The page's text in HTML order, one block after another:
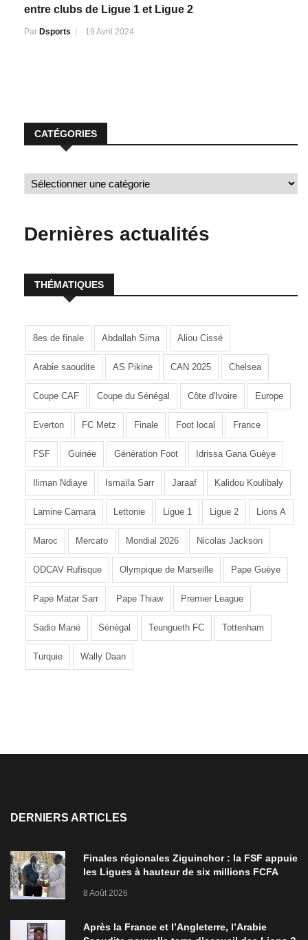
entre clubs de Ligue 1 et Ligue 2
Par Dsports 19 Avril 2024
CATÉGORIES
Dernières actualités
THÉMATIQUES
8es de finale Abdallah Sima Aliou Cissé
Arabie saoudite AS Pikine CAN 2025 Chelsea
Coupe CAF Coupe du Sénégal Côte d'Ivoire Europe
Everton FC Metz Finale Foot local France
FSF Guinée Génération Foot Idrissa Gana Guèye
Iliman Ndiaye Ismaïla Sarr Jaraaf Kalidou Koulibaly
Lamine Camara Lettonie Ligue 1 Ligue 2 Lions A
Maroc Mercato Mondial 2026 Nicolas Jackson
ODCAV Rufisque Olympique de Marseille Pape Guèye
Pape Matar Sarr Pape Thiaw Premier League
Sadio Mané Sénégal Teungueth FC Tottenham
Turquie Wally Daan
DERNIERS ARTICLES
Finales régionales Ziguinchor : la FSF appuie
les Ligues à hauteur de six millions FCFA
8 Août 2026
Après la France et l’Angleterre, l’Arabie